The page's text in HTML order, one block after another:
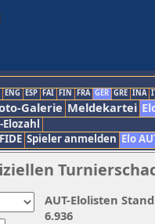
ENG ESP FAI FIN FRA GER GRE INA
Galerie Meldekartei
FIDE Spieler anmelden Elo
AUT-Elolisten
6.936